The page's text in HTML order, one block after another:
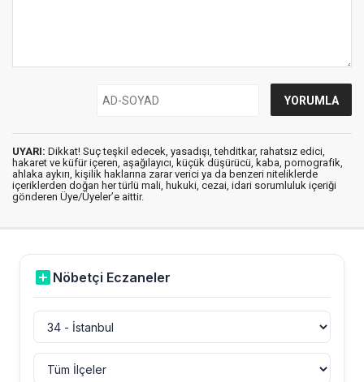
UYARI: Dikkat! Suç teşkil edecek, yasadışı, tehditkar, rahatsız edici,
hakaret ve küfür içeren, aşağılayıcı, küçük düşürücü, kaba, pornografik,
ahlaka aykırı, kişilik haklarına zarar verici ya da benzeri niteliklerde
içeriklerden doğan her türlü mali, hukuki, cezai, idari sorumluluk içeriği
gönderen Üye/Üyeler’e aittir.